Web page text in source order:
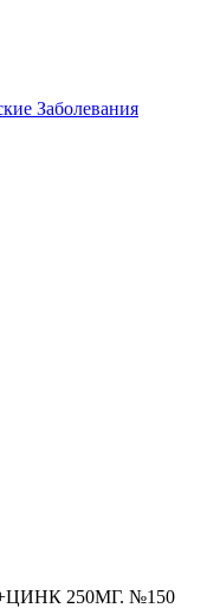
Заболевания
250МГ. №150